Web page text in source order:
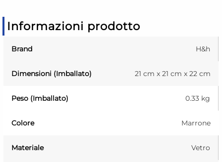
Informazioni prodotto
Brand H&h
Dimensioni (Imballato) 21 cm x 21 cm x 22 cm
Peso (Imballato) 0.33 kg
Colore Marrone
Materiale Vetro